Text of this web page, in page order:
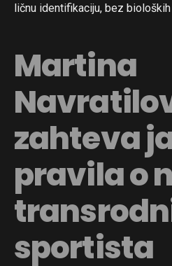
ličnu identifikaciju, bez
Martina
zahteva
pravila o
sportista